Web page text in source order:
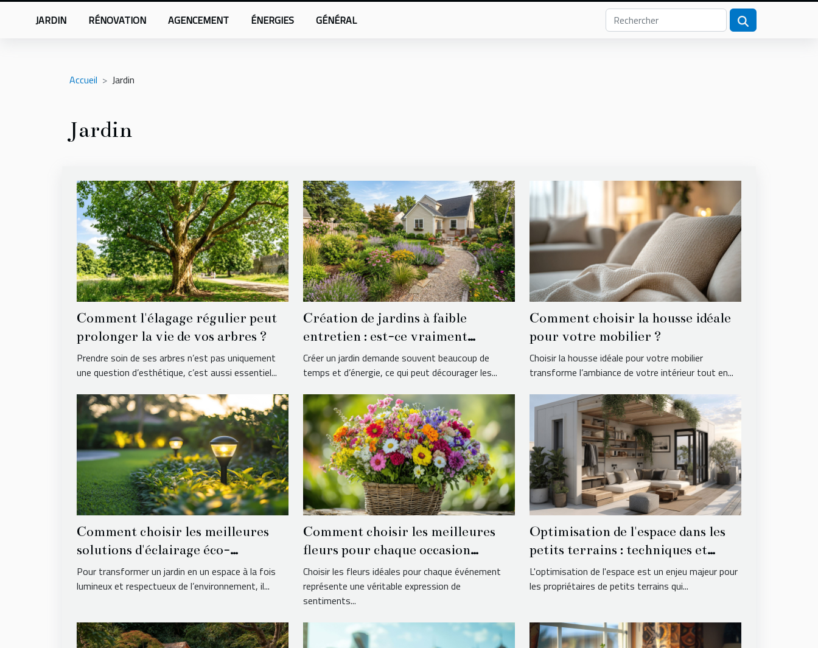
JARDIN RÉNOVATION AGENCEMENT ÉNERGIES GÉNÉRAL
Accueil Jardin
Jardin
Comment l'élagage régulier peut
prolonger la vie de vos arbres ?
Prendre soin de ses arbres n’est pas uniquement
une question d’esthétique, c’est aussi essentiel...
Création de jardins à faible
entretien : est-ce vraiment
possible ?
Créer un jardin demande souvent beaucoup de
temps et d’énergie, ce qui peut décourager les...
Comment choisir la housse idéale
pour votre mobilier ?
Choisir la housse idéale pour votre mobilier
transforme l’ambiance de votre intérieur tout en...
Comment choisir les meilleures
solutions d'éclairage éco-
responsables pour votre jardin
Pour transformer un jardin en un espace à la fois
lumineux et respectueux de l’environnement, il...
Comment choisir les meilleures
fleurs pour chaque occasion
spéciale
Choisir les fleurs idéales pour chaque événement
représente une véritable expression de
sentiments...
Optimisation de l'espace dans les
petits terrains : techniques et
astuces
L'optimisation de l'espace est un enjeu majeur pour
les propriétaires de petits terrains qui...